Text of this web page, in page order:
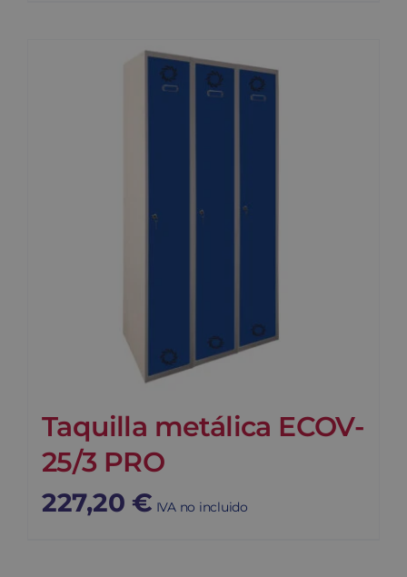
Taquilla metálica ECOV-
25/3 PRO
227,20 € IVA no incluido